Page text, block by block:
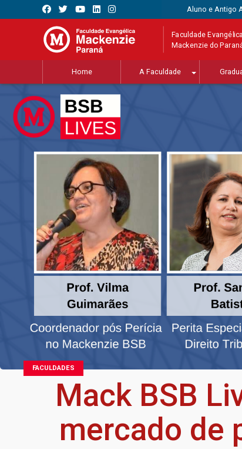
Aluno e Antigo
Faculdade Evangélica
Mackenzie do
Home A Faculdade
FACULDADES
Mack BSB
mercado de